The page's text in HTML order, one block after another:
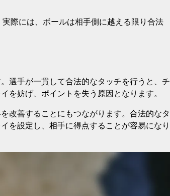
際には、ボールは相手側に越える限り合法
選手が一貫して合法的なタッチを行うと、チ
を妨げ、ポイントを失う原因となります。
改善することにもつながります。合法的なタ
を設定し、相手に得点することが容易になり